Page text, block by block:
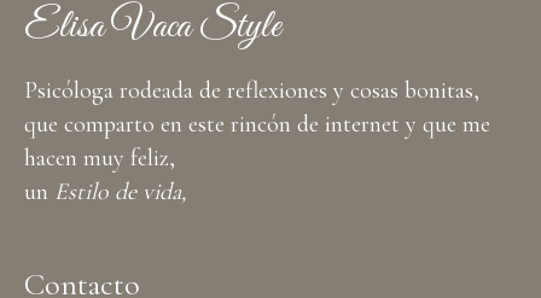
Elisa Vaca Style
Psicóloga rodeada de reflexiones y cosas bonitas,
que comparto en este rincón de internet y que me
hacen muy feliz,
un Estilo de vida,
Contacto